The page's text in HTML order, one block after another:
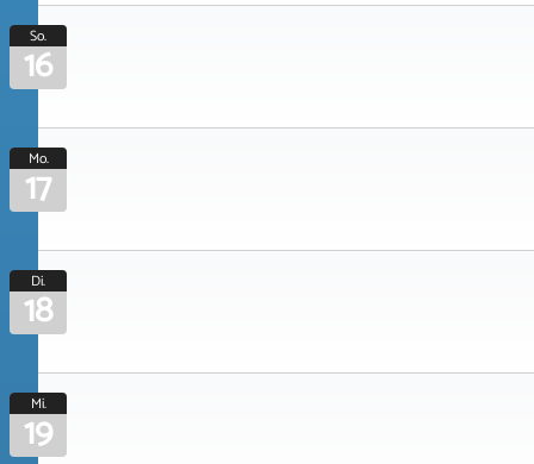
So.
16
Mo.
17
Di.
18
Mi.
19